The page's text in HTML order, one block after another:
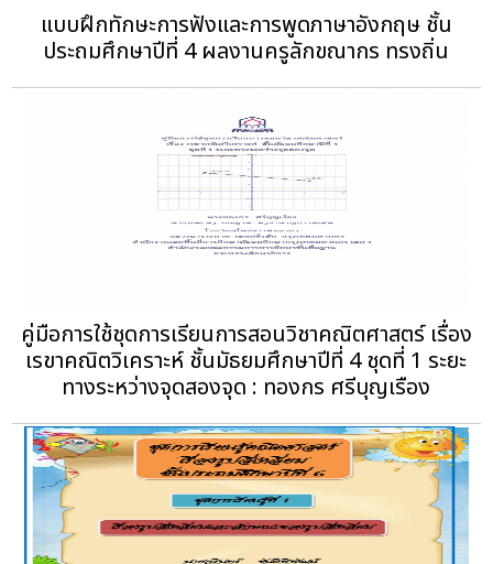
แบบฝึกทักษะการฟังและการพูดภาษาอังกฤษ ชั้น
ประถมศึกษาปีที่ 4 ผลงานครูลักขณากร ทรงถิ่น
คู่มือการใช้ชุดการเรียนการสอนวิชาคณิตศาสตร์ เรื่อง
เรขาคณิตวิเคราะห์ ชั้นมัธยมศึกษาปีที่ 4 ชุดที่ 1 ระยะ
ทางระหว่างจุดสองจุด : ทองกร ศรีบุญเรือง